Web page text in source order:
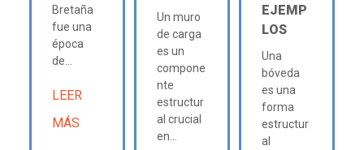
Bretaña
fue una
época
de...
LEER
MÁS
Un muro
de carga
es un
compone
nte
estructur
al crucial
en...
EJEMP
LOS
Una
bóveda
es una
forma
estructur
al